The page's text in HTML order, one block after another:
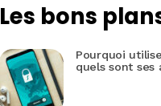
Les bons
Pourquoi
quels sont ses